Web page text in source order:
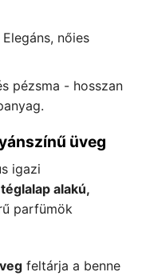
nőies
pézsma - hosszan
üveg
igazi
alakú,
parfümök
feltárja a benne